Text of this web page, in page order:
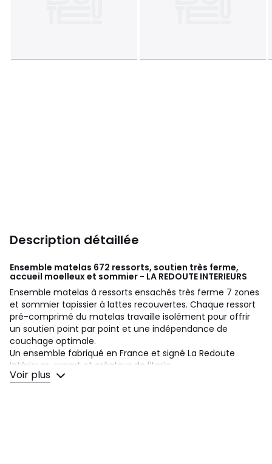
Description détaillée
Ensemble matelas 672 ressorts, soutien très ferme,
accueil moelleux et sommier - LA REDOUTE INTERIEURS
Ensemble matelas à ressorts ensachés très ferme 7 zones
et sommier tapissier à lattes recouvertes. Chaque ressort
pré-comprimé du matelas travaille isolément pour offrir
un soutien point par point et une indépendance de
couchage optimale.
Un ensemble fabriqué en France et signé La Redoute
Intérieurs, expert et créateur de literie.
Voir plus